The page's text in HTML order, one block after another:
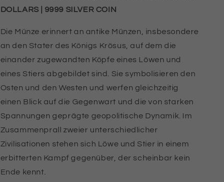
|
OZ
9999
FINE
COIN
PROOF
|
OZ
9999
FINE
COIN
PROOF
DOLLARS | 9999 SILVER COIN
Die Münze erinnert an antike Münzen, insbesondere
an den Stater des Königs Krösus, auf dem die
einander zugewandten Köpfe eines Löwen und
eines Stiers abgebildet sind. Sie symbolisieren den
Osten und den Westen und werfen gleichzeitig
einen Blick auf die Gegenwart und die von starken
Spannungen geprägte geopolitische Dynamik. Im
Zusammenprall zweier unterschiedlicher
Zivilisationen stehen sich Löwe und Stier in einem
erbitterten Kampf gegenüber, der scheinbar kein
Ende kennt.